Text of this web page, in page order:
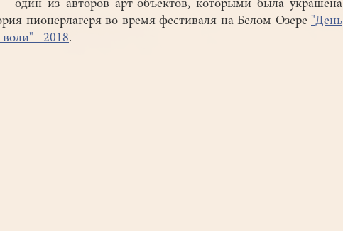
- один из авторов арт-объектов, которыми была украшена
пионерлагеря во время фестиваля на Белом Озере "День
- 2018.